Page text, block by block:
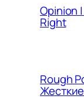
Opinion
Right
Rough